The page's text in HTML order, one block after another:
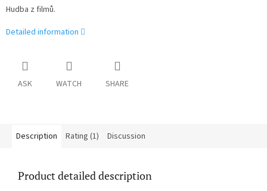
Hudba z filmů.
Detailed information
ASK WATCH SHARE
Description Rating (1) Discussion
Product detailed description